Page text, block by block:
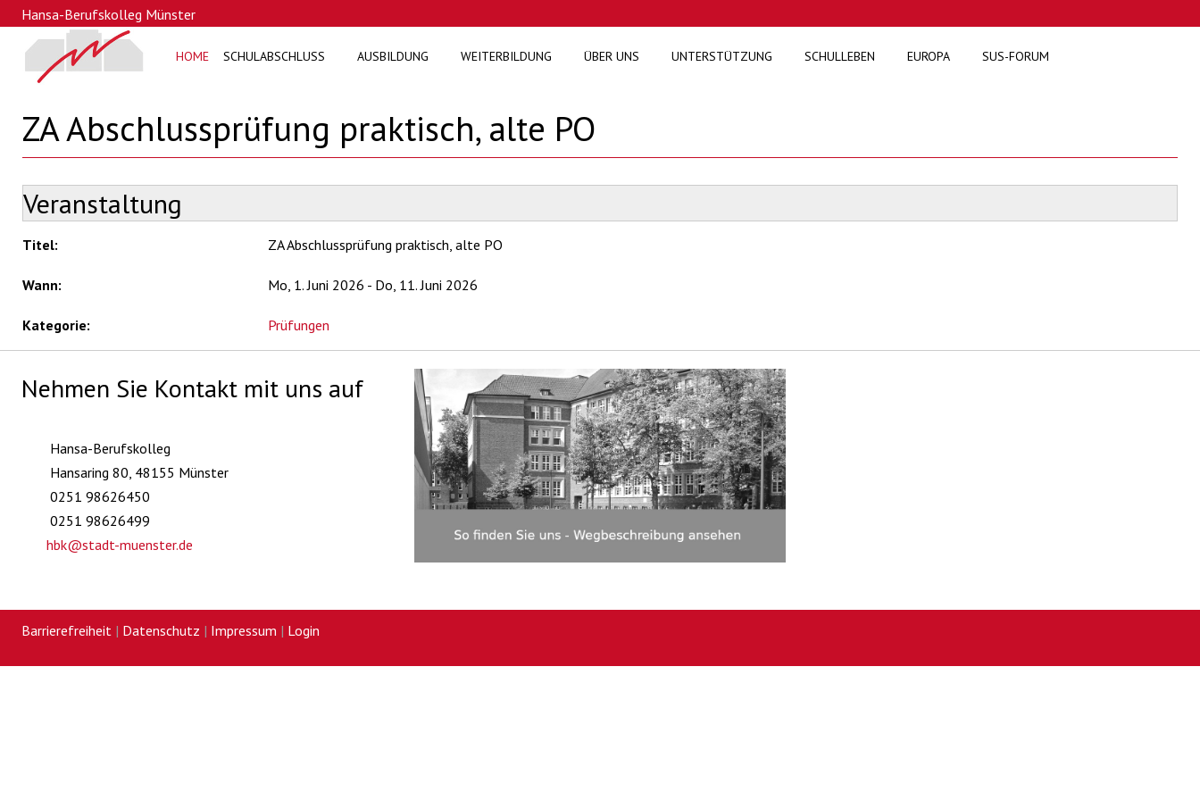
Hansa-Berufskolleg Münster
HOME SCHULABSCHLUSS AUSBILDUNG WEITERBILDUNG ÜBER UNS UNTERSTÜTZUNG SCHULLEBEN EUROPA SUS-FORUM
ZA Abschlussprüfung praktisch, alte PO
Veranstaltung
Titel: ZA Abschlussprüfung praktisch, alte PO
Wann: Mo, 1. Juni 2026 - Do, 11. Juni 2026
Kategorie: Prüfungen
Nehmen Sie Kontakt mit uns auf
Hansa-Berufskolleg
Hansaring 80, 48155 Münster
0251 98626450
0251 98626499
hbk@stadt-muenster.de
Barrierefreiheit | Datenschutz | Impressum | Login